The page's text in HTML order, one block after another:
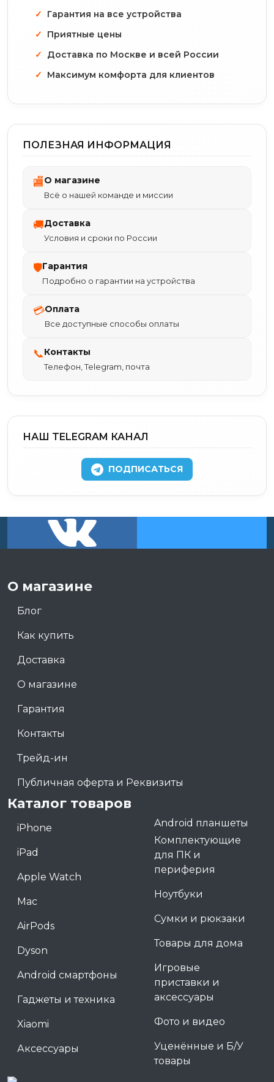
Гарантия на все устройства
Приятные цены
Доставка по Москве и всей России
Максимум комфорта для клиентов
ПОЛЕЗНАЯ ИНФОРМАЦИЯ
🏬О магазине
Всё о нашей команде и миссии
🚚Доставка
Условия и сроки по России
🛡Гарантия
Подробно о гарантии на устройства
💳Оплата
Все доступные способы оплаты
📞Контакты
Телефон, Telegram, почта
НАШ TELEGRAM КАНАЛ
ПОДПИСАТЬСЯ
О магазине
Блог
Как купить
Доставка
О магазине
Гарантия
Контакты
Трейд-ин
Публичная оферта и Реквизиты
Каталог товаров
iPhone
iPad
Apple Watch
Mac
AirPods
Dyson
Android смартфоны
Гаджеты и техника
Xiaomi
Аксессуары
Android планшеты
Комплектующие
для ПК и
периферия
Ноутбуки
Сумки и рюкзаки
Товары для дома
Игровые
приставки и
аксессуары
Фото и видео
Уценённые и Б/У
товары